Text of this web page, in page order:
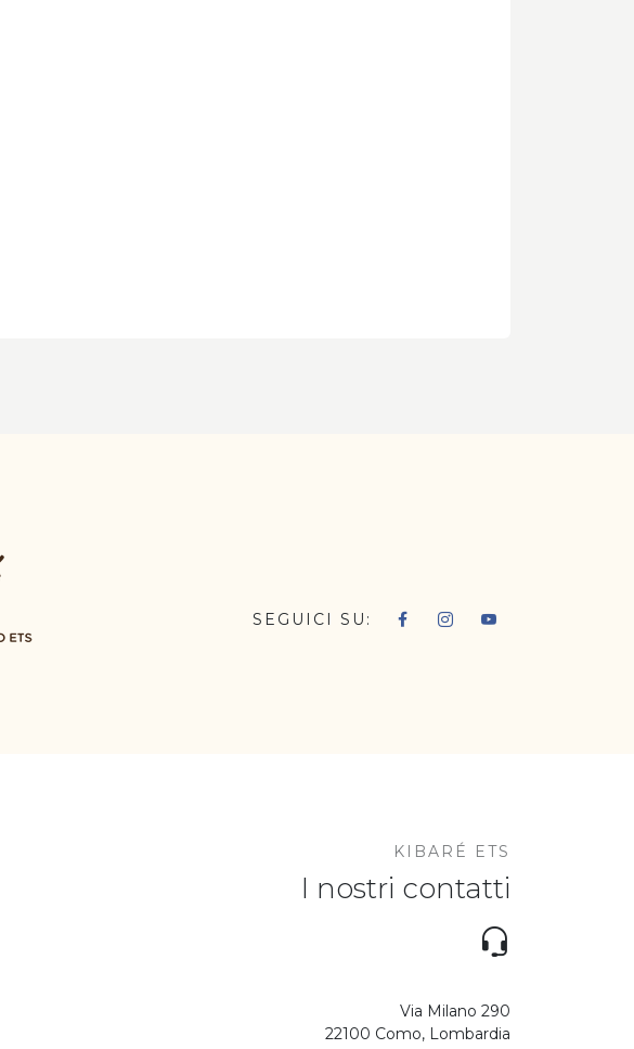
SEGUICI SU:
KIBARÉ ETS
I nostri contatti
Via Milano 290
22100 Como, Lombardia